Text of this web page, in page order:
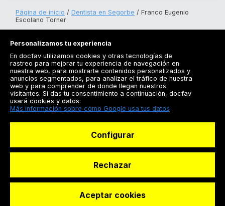
Página de inicio Dentista en Segorbe
Franco Eugenio
Escolano Torner
Registrarse
Docfav
© Dashboard Technologies S.L
Personalizamos tu experiencia
En docfav utilizamos cookies y otras tecnologías de
rastreo para mejorar tu experiencia de navegación en
nuestra web, para mostrarte contenidos personalizados y
anuncios segmentados, para analizar el tráfico de nuestra
web y para comprender de donde llegan nuestros
visitantes. Si das tu consentimiento a continuación, docfav
usará cookies y datos:
Más información sobre cómo Google usa tus datos
Configurar
Rechazar
Aceptar cookies